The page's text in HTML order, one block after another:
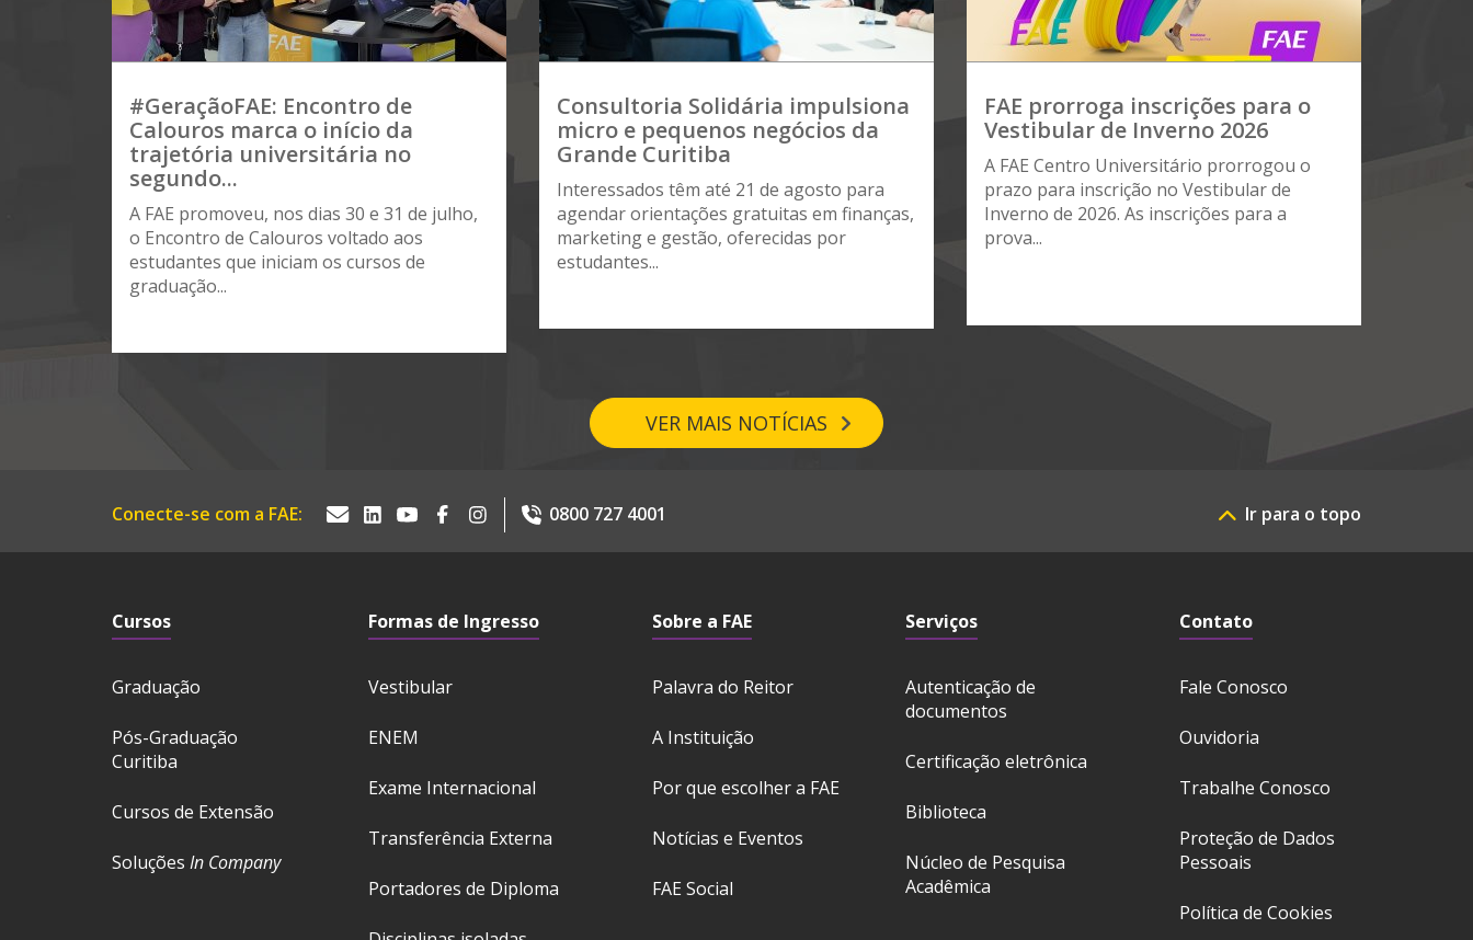
#GeraçãoFAE: Encontro de
Calouros marca o início da
trajetória universitária no
segundo...
A FAE promoveu, nos dias 30 e 31 de julho,
o Encontro de Calouros voltado aos
estudantes que iniciam os cursos de
graduação...
Consultoria Solidária impulsiona
micro e pequenos negócios da
Grande Curitiba
Interessados têm até 21 de agosto para
agendar orientações gratuitas em finanças,
marketing e gestão, oferecidas por
estudantes...
FAE prorroga inscrições para o
Vestibular de Inverno 2026
A FAE Centro Universitário prorrogou o
prazo para inscrição no Vestibular de
Inverno de 2026. As inscrições para a
prova...
VER MAIS NOTÍCIAS
Conecte-se com a FAE: 0800 727 4001 Ir para o topo
Cursos
Graduação
Pós-Graduação
Curitiba
Cursos de Extensão
Soluções In Company
Formas de Ingresso
Vestibular
ENEM
Exame Internacional
Transferência Externa
Portadores de Diploma
Sobre a FAE
Palavra do Reitor
A Instituição
Por que escolher a FAE
Notícias e Eventos
FAE Social
Serviços
Autenticação de
documentos
Certificação eletrônica
Biblioteca
Núcleo de Pesquisa
Acadêmica
Contato
Fale Conosco
Ouvidoria
Trabalhe Conosco
Proteção de Dados
Pessoais
Política de Cookies